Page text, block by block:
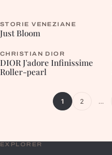
STORIE VENEZIANE
Just Bloom
CHRISTIAN DIOR
DIOR J'adore Infinissime
Roller-pearl
1 2 …
EXPLORER